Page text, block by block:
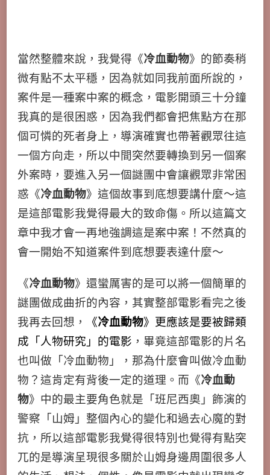
當然整體來說，我覺得《冷血動物》的節奏稍
微有點不太平穩，因為就如同我前面所說的，
案件是一種案中案的概念，電影開頭三十分鐘
我真的是很困惑，因為我們都會把焦點方在那
個可憐的死者身上，導演確實也帶著觀眾往這
一個方向走，所以中間突然要轉換到另一個案
外案時，要進入另一個謎團中會讓觀眾非常困
惑《冷血動物》這個故事到底想要講什麼～這
是這部電影我覺得最大的致命傷。所以這篇文
章中我才會一再地強調這是案中案！不然真的
會一開始不知道案件到底想要表達什麼～
《冷血動物》還蠻厲害的是可以將一個簡單的
謎團做成曲折的內容，其實整部電影看完之後
我再去回想，
《冷血動物》更應該是要被歸類
成「人物研究」的電影 ，畢竟這部電影的片名
也叫做「冷血動物」，那為什麼會叫做冷血動
物？這肯定有背後一定的道理。而《冷血動
物》中的最主要角色就是「班尼西奧」飾演的
警察「山姆」整個內心的變化和過去心魔的對
抗，所以這部電影我覺得很特別也覺得有點突
兀的是導演呈現很多關於山姆身邊周圍很多人